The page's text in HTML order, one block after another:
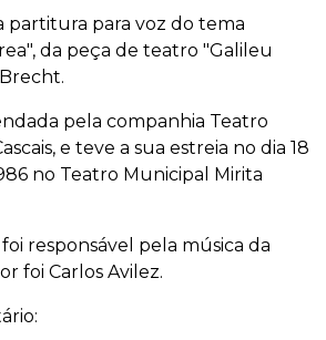
partitura para voz do tema
da peça de teatro "Galileu
pela companhia Teatro
e teve a sua estreia no dia 18
no Teatro Municipal Mirita
responsável pela música da
foi Carlos Avilez.